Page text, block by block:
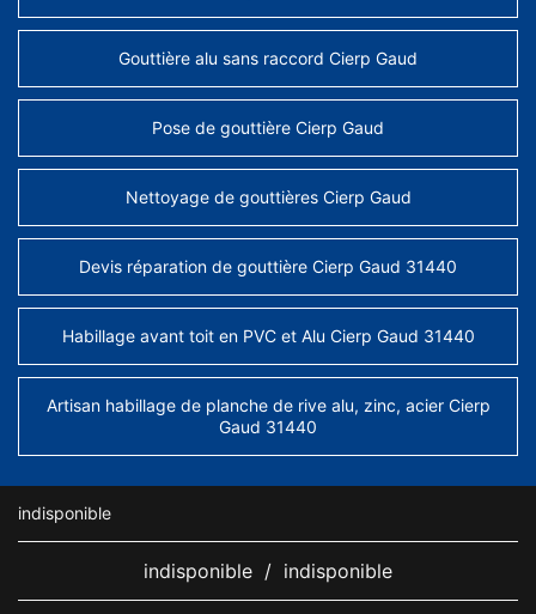
Gouttière alu sans raccord Cierp Gaud
Pose de gouttière Cierp Gaud
Nettoyage de gouttières Cierp Gaud
Devis réparation de gouttière Cierp Gaud 31440
Habillage avant toit en PVC et Alu Cierp Gaud 31440
Artisan habillage de planche de rive alu, zinc, acier Cierp
Gaud 31440
indisponible
indisponible / indisponible